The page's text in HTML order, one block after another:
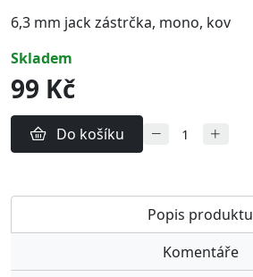
6,3 mm jack zástrčka, mono, kov
skladem
99 Kč
Do košíku
Popis produktu
Komentáře